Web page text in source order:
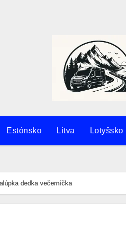
Estónsko Litva Lotyšsko
dedka večerníčka